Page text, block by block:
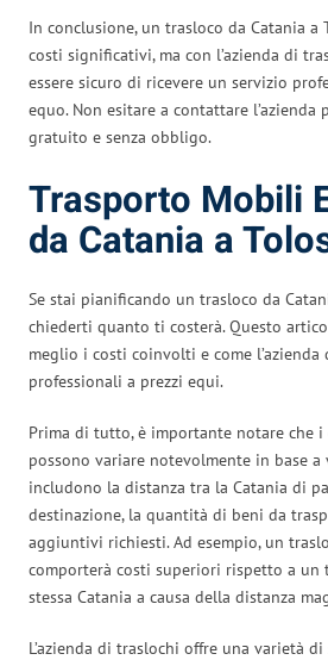
In conclusione, un trasloco da Catania a
costi significativi, ma con l’azienda di
essere sicuro di ricevere un servizio
equo. Non esitare a contattare l’azienda
gratuito e senza obbligo.
Trasporto Mobili
da Catania a
Se stai pianificando un trasloco da
chiederti quanto ti costerà. Questo
meglio i costi coinvolti e come
professionali a prezzi equi.
Prima di tutto, è importante notare che
possono variare notevolmente in base
includono la distanza tra la Catania di
destinazione, la quantità di beni da
aggiuntivi richiesti. Ad esempio, un
comporterà costi superiori rispetto a un
stessa Catania a causa della distanza
L’azienda di traslochi offre una varietà